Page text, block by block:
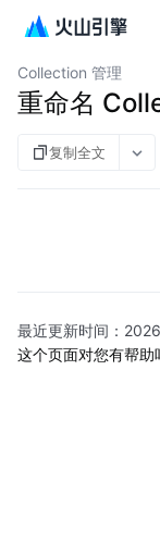
向量数据库 Milvus 版
Collection 管理
重命名
复制全文
最近更新时间：
这个页面对您有帮助